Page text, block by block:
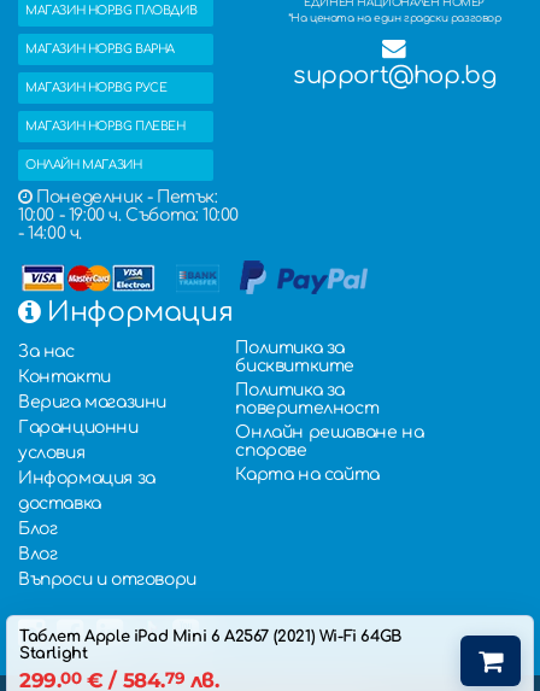
Таблет Apple iPad Mini 6 A2567 (2021) Wi-Fi 64GB
Starlight
299.00€ / 584.79 лв.
МАГАЗИН HOP.BG ПЛОВДИВ
МАГАЗИН HOP.BG ВАРНА
МАГАЗИН HOP.BG РУСЕ
МАГАЗИН HOP.BG ПЛЕВЕН
ОНЛАЙН МАГАЗИН
Понеделник - Петък:
10:00 - 19:00 ч. Събота: 10:00
- 14:00 ч.
*На цената на един градски разговор
support@hop.bg
Информация
За нас
Контакти
Верига магазини
Гаранционни
условия
Информация за
доставка
Блог
Влог
Въпроси и отговори
Политика за
бисквитките
Политика за
поверителност
Онлайн решаване на
спорове
Карта на сайта